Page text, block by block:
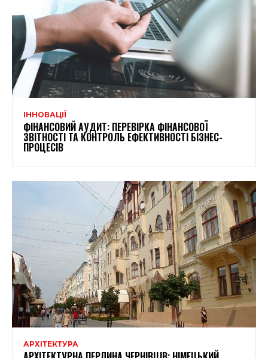
ІННОВАЦІЇ
ФІНАНСОВИЙ АУДИТ: ПЕРЕВІРКА ФІНАНСОВОЇ
ЗВІТНОСТІ ТА КОНТРОЛЬ ЕФЕКТИВНОСТІ БІЗНЕС-
ПРОЦЕСІВ
АРХІТЕКТУРА